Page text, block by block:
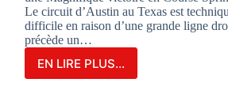
Le circuit d’Austin au Texas est
difficile en raison d’une grande ligne
précède un…
EN LIRE PLUS...
JORGE